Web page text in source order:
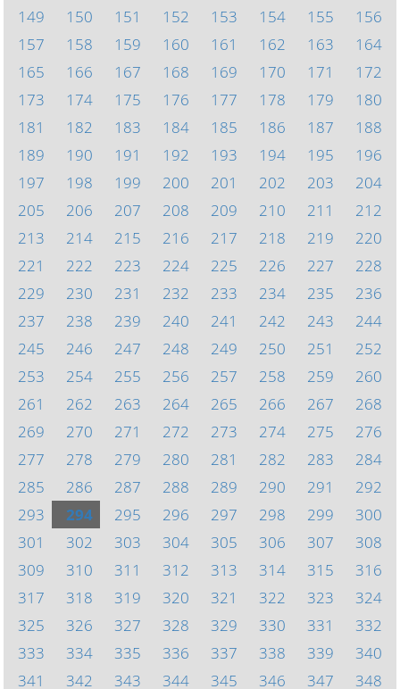
149
150 151 152 153 154 155
156
157
158 159 160 161 162 163
164
165
166 167 168 169 170 171
172
173
174 175 176 177 178 179
180
181
182 183 184 185 186 187
188
189
190 191 192 193 194 195
196
197
198 199 200 201 202 203
204
205
206 207 208 209 210 211
212
213
214 215 216 217 218 219
220
221
222 223 224 225 226 227
228
229
230 231 232 233 234 235
236
237
238 239 240 241 242 243
244
245
246 247 248 249 250 251
252
253
254 255 256 257 258 259
260
261
262 263 264 265 266 267
268
269
270 271 272 273 274 275
276
277
278 279 280 281 282 283
284
285
286 287 288 289 290 291
292
293
294 295 296 297 298 299
300
301
302 303 304 305 306 307
308
309
310 311 312 313 314 315
316
317
318 319 320 321 322 323
324
325
326 327 328 329 330 331
332
333
334 335 336 337 338 339
340
341
342 343 344 345 346 347 348